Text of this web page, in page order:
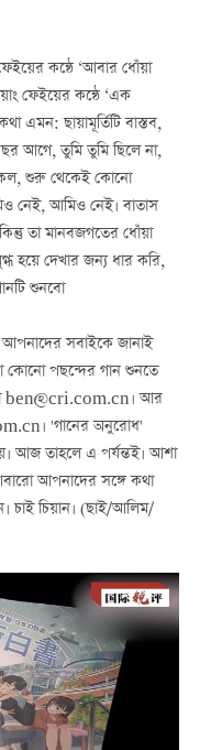
কন্ঠে ‘আবার ধোঁয়া
ফেইয়ের কন্ঠে ‘এক
এমন: ছায়ামূর্তিটি বাস্তব,
আগে, তুমি তুমি ছিলে না,
শুরু থেকেই কোনো
নেই, আমিও নেই। বাতাস
তা মানবজগতের ধোঁয়া
হয়ে দেখার জন্য ধার করি,
শুনবো
আপনাদের সবাইকে জানাই
কোনো পছন্দের গান শুনতে
ben@cri.com.cn। আর
'গানের অনুরোধ'
আজ তাহলে এ পর্যন্তই। আশা
আপনাদের সঙ্গে কথা
চাই চিয়ান। (ছাই/আলিম/